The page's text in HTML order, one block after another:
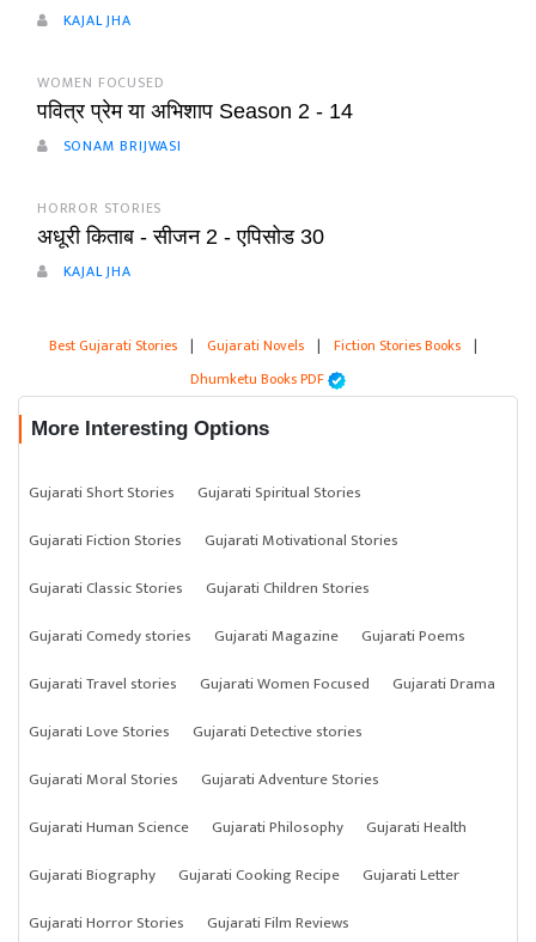
KAJAL JHA
WOMEN FOCUSED
पवित्र प्रेम या अभिशाप Season 2 - 14
SONAM BRIJWASI
HORROR STORIES
अधूरी किताब - सीजन 2 - एपिसोड 30
KAJAL JHA
Best Gujarati Stories | Gujarati Novels | Fiction Stories Books |
Dhumketu Books PDF
More Interesting Options
Gujarati Short Stories
Gujarati Spiritual Stories
Gujarati Fiction Stories
Gujarati Motivational Stories
Gujarati Classic Stories
Gujarati Children Stories
Gujarati Comedy stories
Gujarati Magazine
Gujarati Poems
Gujarati Travel stories
Gujarati Women Focused
Gujarati Drama
Gujarati Love Stories
Gujarati Detective stories
Gujarati Moral Stories
Gujarati Adventure Stories
Gujarati Human Science
Gujarati Philosophy
Gujarati Health
Gujarati Biography
Gujarati Cooking Recipe
Gujarati Letter
Gujarati Horror Stories
Gujarati Film Reviews